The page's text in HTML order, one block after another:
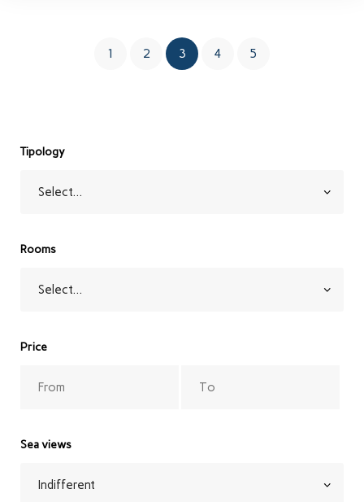
1 2 3 4 5
Tipology
Rooms
Price
Sea views